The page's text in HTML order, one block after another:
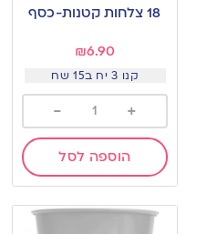
18 צלחות קטנות-כסף
₪6.90
קנו 3 יח ב15 שח
+
-
הוספה לסל